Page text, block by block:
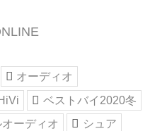
オーディオ
HiVi
ベストバイ2020冬
オーディオ
シュア